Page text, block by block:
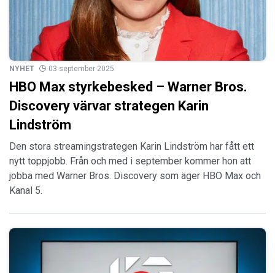
NYHET 03 september 2025
HBO Max styrkebesked – Warner Bros.
Discovery värvar strategen Karin
Lindström
Den stora streamingstrategen Karin Lindström har fått ett
nytt toppjobb. Från och med i september kommer hon att
jobba med Warner Bros. Discovery som äger HBO Max och
Kanal 5.